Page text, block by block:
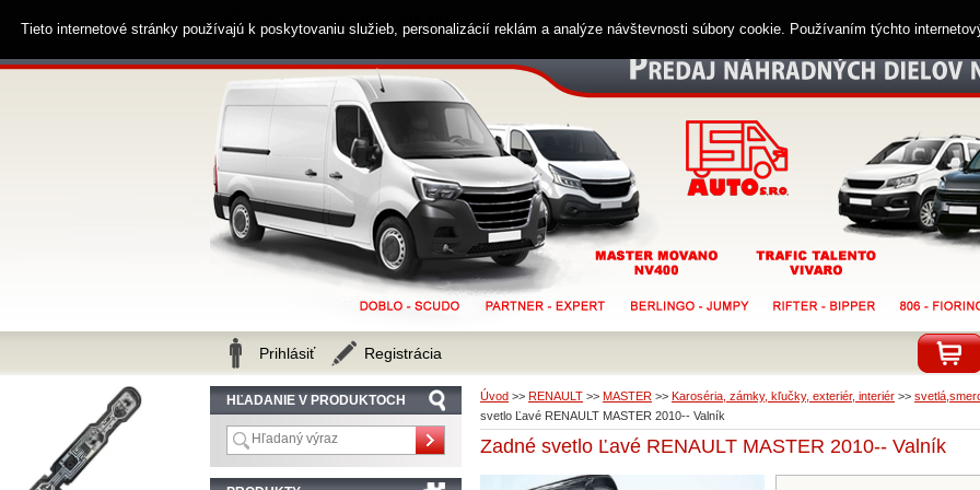
Úvod >> RENAULT >> MASTER >> Karoséria, zámky, kľučky, exteriér, interiér >>
svetlo Ľavé RENAULT MASTER 2010-- Valník
Zadné svetlo Ľavé RENAULT MASTER 2010-- Valník
HĽADANIE V PRODUKTOCH
Zákaznícka linka 0914 238 482
Prihlásiť Registrácia
Tieto internetové stránky používajú k poskytovaniu služieb, personalizácií reklám a analýze návštevnosti súbory cookie. Používaním týchto